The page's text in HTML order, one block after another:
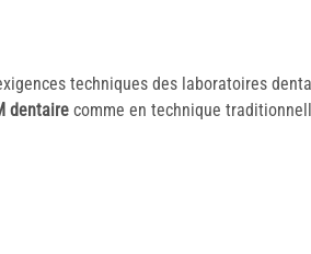
techniques des laboratoires
dentaire comme en technique